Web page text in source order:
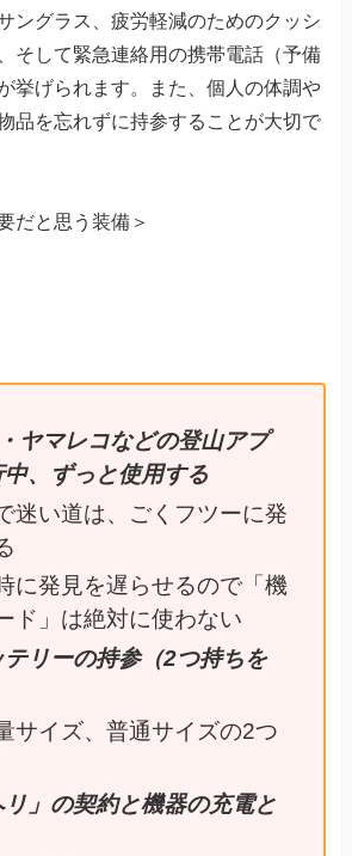
ングラス、疲労軽減のためのクッシ
そして緊急連絡用の携帯電話（予備
挙げられます。また、個人の体調や
品を忘れずに持参することが大切で
だと思う装備＞
ヤマレコなどの登山アプ
中、ずっと使用する
迷い道は、ごくフツーに発
に発見を遅らせるので「機
ド」は絶対に使わない
テリーの持参（2つ持ちを
サイズ、普通サイズの2つ
リ」の契約と機器の充電と